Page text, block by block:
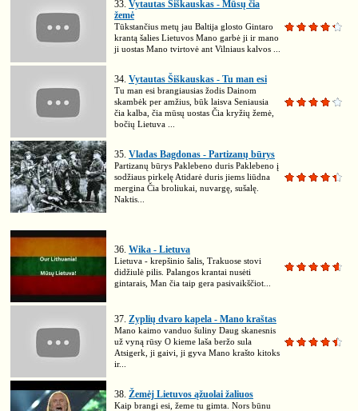
33. Vytautas Šiškauskas - Mūsų čia
žemė
Tūkstančius metų jau Baltija glosto Gintaro
krantą šalies Lietuvos Mano garbė ji ir mano
ji uostas Mano tvirtovė ant Vilniaus kalvos ...
34. Vytautas Šiškauskas - Tu man esi
Tu man esi brangiausias žodis Dainom
skambėk per amžius, būk laisva Seniausia
čia kalba, čia mūsų uostas Čia kryžių žemė,
bočių Lietuva ...
35. Vladas Bagdonas - Partizanų būrys
Partizanų būrys Paklebeno duris Paklebeno į
sodžiaus pirkelę Atidarė duris jiems liūdna
mergina Čia broliukai, nuvargę, sušalę.
Naktis...
36. Wika - Lietuva
Lietuva - krepšinio šalis, Trakuose stovi
didžiulė pilis. Palangos krantai nusėti
gintarais, Man čia taip gera pasivaikščiot...
37. Zyplių dvaro kapela - Mano kraštas
Mano kaimo vanduo šuliny Daug skanesnis
už vyną rūsy O kieme laša beržo sula
Atsigerk, ji gaivi, ji gyva Mano krašto kitoks
ir...
38. Žemėj Lietuvos ąžuolai žaliuos
Kaip brangi esi, žeme tu gimta. Nors būnu